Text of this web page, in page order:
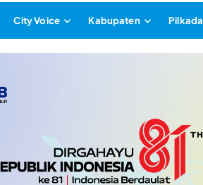
City Voice Kabupaten Pilkada